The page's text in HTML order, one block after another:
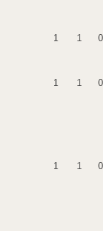
1 1 0
1 1 0
1 1 0